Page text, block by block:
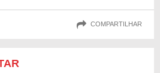
COMPARTILHAR